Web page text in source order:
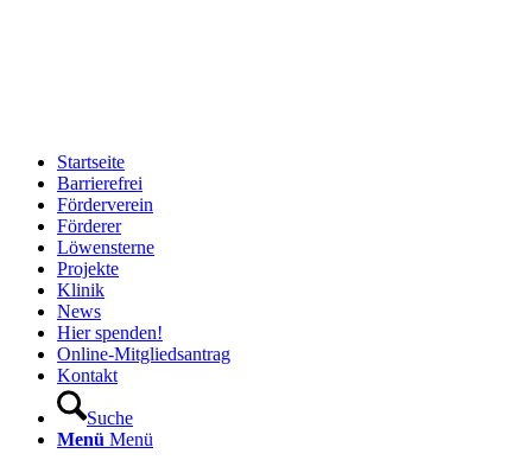
Startseite
Barrierefrei
Förderverein
Förderer
Löwensterne
Projekte
Klinik
News
Hier spenden!
Online-Mitgliedsantrag
Kontakt
Suche
Menü Menü